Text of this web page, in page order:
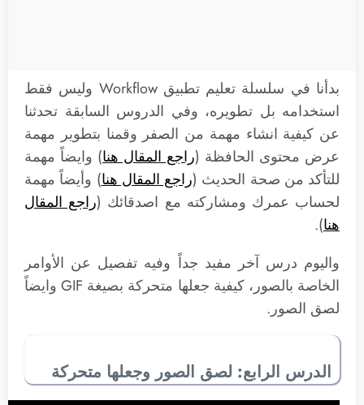
بدأنا في سلسلة تعليم تطبيق Workflow وليس فقط
استخدامه بل تطويره، وفي الدروس السابقة تحدثنا
عن كيفية انشاء مهمة من الصفر وقمنا بتطوير مهمة
عرض محتوى الحافظة (راجع المقال هنا) وايضاً مهمة
للتأكد من صحة الحديث (راجع المقال هنا) وأيضاً مهمة
لحساب عمرك ومشاركته مع اصدقائك (راجع المقال
هنا).
واليوم درس آخر مفيد جداً وفيه تفصيل عن الأوامر
الخاصة بالصور، كيفية جعلها متحركة بصيغة GIF وايضاً
لصق الصور.
الدرس الرابع: لصق الصور وجعلها متحركة